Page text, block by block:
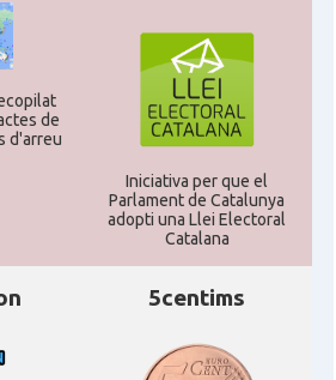
Centre Català de Munic
Katalanischer Salon, e. V.
Exterior de Catalunya a
de
d'arreu
Iniciativa per que el
Parlament de Catalunya
adopti una Llei Electoral
Catalana
5centims